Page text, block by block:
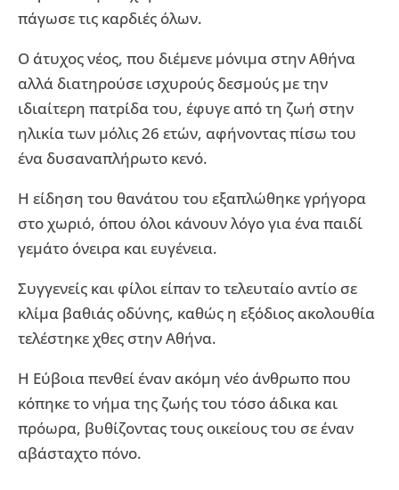
πάγωσε τις καρδιές όλων.
Ο άτυχος νέος, που διέμενε μόνιμα στην Αθήνα
αλλά διατηρούσε ισχυρούς δεσμούς με την
ιδιαίτερη πατρίδα του, έφυγε από τη ζωή στην
ηλικία των μόλις 26 ετών, αφήνοντας πίσω του
ένα δυσαναπλήρωτο κενό.
Η είδηση του θανάτου του εξαπλώθηκε γρήγορα
στο χωριό, όπου όλοι κάνουν λόγο για ένα παιδί
γεμάτο όνειρα και ευγένεια.
Συγγενείς και φίλοι είπαν το τελευταίο αντίο σε
κλίμα βαθιάς οδύνης, καθώς η εξόδιος ακολουθία
τελέστηκε χθες στην Αθήνα.
Η Εύβοια πενθεί έναν ακόμη νέο άνθρωπο που
κόπηκε το νήμα της ζωής του τόσο άδικα και
πρόωρα, βυθίζοντας τους οικείους του σε έναν
αβάσταχτο πόνο.